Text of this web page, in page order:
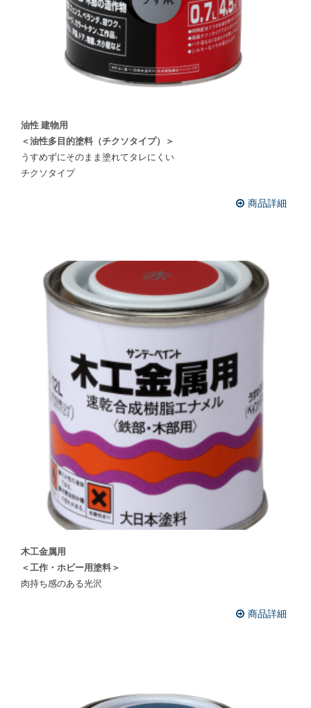
油性 建物用
＜油性多目的塗料（チクソタイプ）＞
うすめずにそのまま塗れてタレにくい
チクソタイプ
商品詳細
木工金属用
＜工作・ホビー用塗料＞
肉持ち感のある光沢
商品詳細